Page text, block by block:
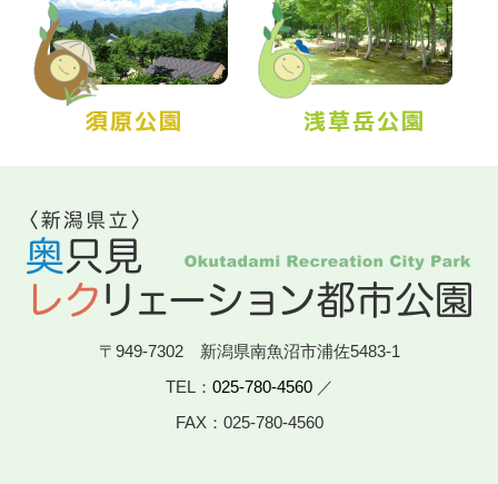
〒949-7302 新潟県南魚沼市浦佐5483-1
TEL： 025-780-4560／
FAX：025-780-4560